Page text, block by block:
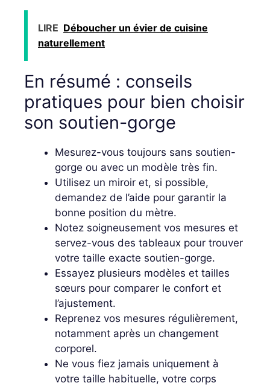
LIRE Déboucher un évier de cuisine
naturellement
En résumé : conseils
pratiques pour bien choisir
son soutien-gorge
Mesurez-vous toujours sans soutien-
gorge ou avec un modèle très fin.
Utilisez un miroir et, si possible,
demandez de l’aide pour garantir la
bonne position du mètre.
Notez soigneusement vos mesures et
servez-vous des tableaux pour trouver
votre taille exacte soutien-gorge.
Essayez plusieurs modèles et tailles
sœurs pour comparer le confort et
l’ajustement.
Reprenez vos mesures régulièrement,
notamment après un changement
corporel.
Ne vous fiez jamais uniquement à
votre taille habituelle, votre corps